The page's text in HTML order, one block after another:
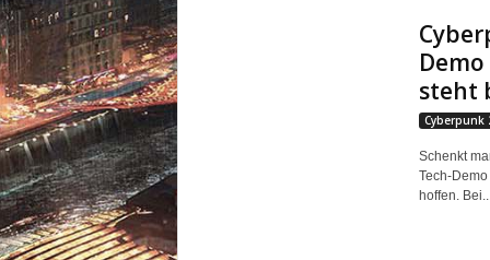
0
7
7
steht
Cyberpunk
Schenkt
Tech-
hoffen.